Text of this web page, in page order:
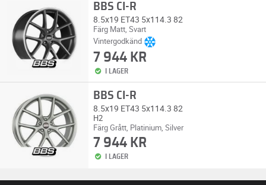
BBS CI-R
8.5x19 ET43 5x114.3 82
Färg Matt, Svart
Vintergodkänd
7 944 KR
I LAGER
BBS CI-R
8.5x19 ET43 5x114.3 82
H2
Färg Grått, Platinium, Silver
7 944 KR
I LAGER